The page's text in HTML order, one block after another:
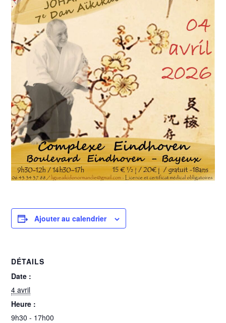
Ajouter au calendrier
DÉTAILS
Date :
4 avril
Heure :
9h30 - 17h00